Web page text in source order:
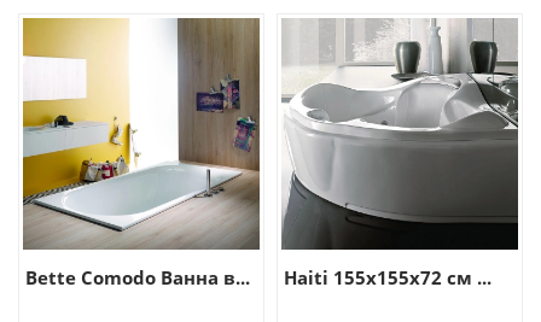
Bette Comodo Ванна в... Haiti 155x155x72 см ...